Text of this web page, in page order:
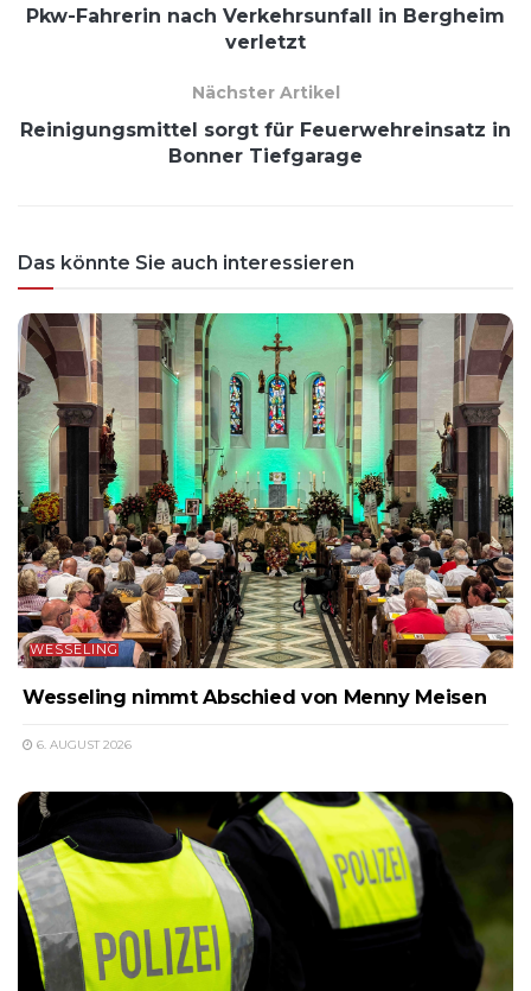
Pkw-Fahrerin nach Verkehrsunfall in Bergheim
verletzt
Nächster Artikel
Reinigungsmittel sorgt für Feuerwehreinsatz in
Bonner Tiefgarage
Das könnte Sie auch interessieren
WESSELING
Wesseling nimmt Abschied von Menny Meisen
6. AUGUST 2026